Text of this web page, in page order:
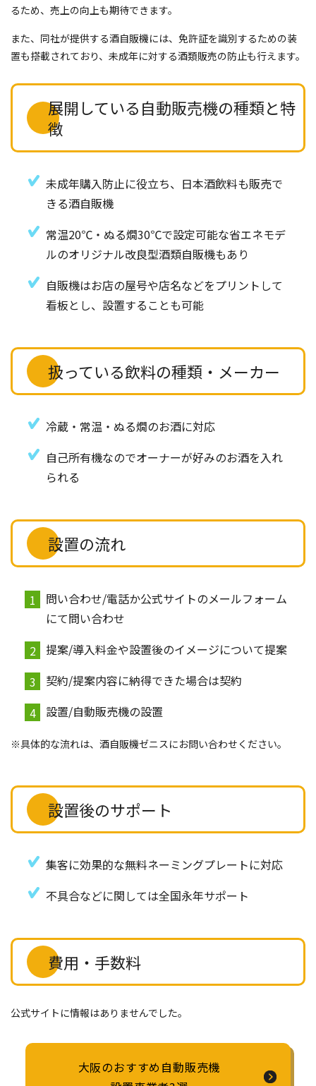
るため、売上の向上も期待できます。
また、同社が提供する酒自販機には、免許証を識別するための装
置も搭載されており、未成年に対する酒類販売の防止も行えます。
展開している自動販売機の種類と特
徴
未成年購入防止に役立ち、日本酒飲料も販売で
きる酒自販機
常温20℃・ぬる燗30℃で設定可能な省エネモデ
ルのオリジナル改良型酒類自販機もあり
自販機はお店の屋号や店名などをプリントして
看板とし、設置することも可能
扱っている飲料の種類・メーカー
冷蔵・常温・ぬる燗のお酒に対応
自己所有機なのでオーナーが好みのお酒を入れ
られる
設置の流れ
問い合わせ/電話か公式サイトのメールフォーム
にて問い合わせ
提案/導入料金や設置後のイメージについて提案
契約/提案内容に納得できた場合は契約
設置/自動販売機の設置
※具体的な流れは、酒自販機ゼニスにお問い合わせください。
設置後のサポート
集客に効果的な無料ネーミングプレートに対応
不具合などに関しては全国永年サポート
費用・手数料
公式サイトに情報はありませんでした。
大阪のおすすめ自動販売機